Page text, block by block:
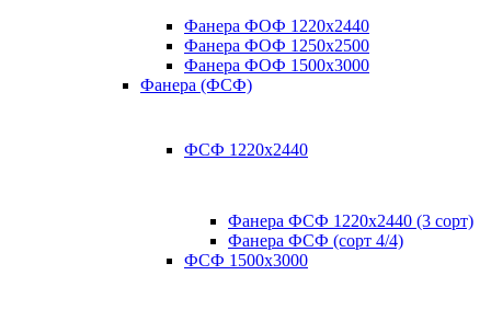
Фанера ФОФ 1220x2440
Фанера ФОФ 1250x2500
Фанера ФОФ 1500x3000
Фанера (ФСФ)
ФСФ 1220х2440
Фанера ФСФ 1220х2440 (3 сорт)
Фанера ФСФ (сорт 4/4)
ФСФ 1500х3000